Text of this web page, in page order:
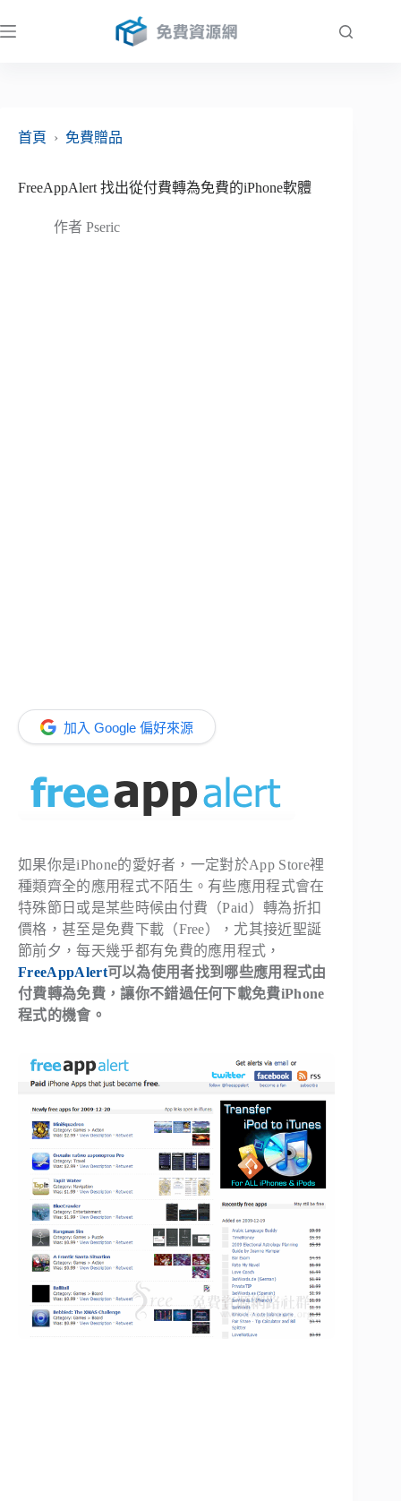
至
首頁
› 免費贈品
FreeAppAlert 找出從付費轉為免費的iPhone軟體
作者 Pseric
加入 Google 偏好來源
如果你是iPhone的愛好者，一定對於App Store裡
種類齊全的應用程式不陌生。有些應用程式會在
特殊節日或是某些時候由付費（Paid）轉為折扣
價格，甚至是免費下載（Free），尤其接近聖誕
節前夕，每天幾乎都有免費的應用程式，
FreeAppAlert可以為使用者找到哪些應用程式由
付費轉為免費，讓你不錯過任何下載免費iPhone
程式的機會。